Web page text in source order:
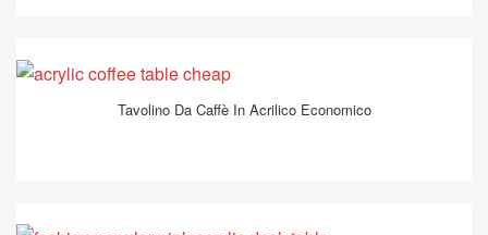
Tavolino Da Caffè In Acrilico Economico